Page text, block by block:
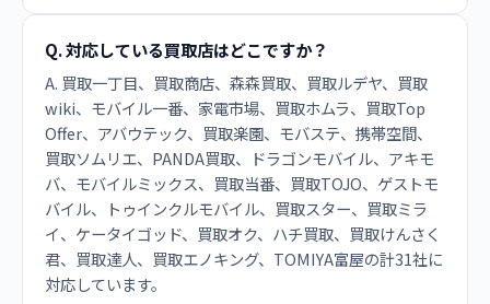
Q. 対応している買取店はどこですか？
A. 買取一丁目、買取商店、森森買取、買取ルデヤ、買取
wiki、モバイル一番、家電市場、買取ホムラ、買取Top
Offer、アバウテック、買取楽園、モバステ、携帯空間、
買取ソムリエ、PANDA買取、ドラゴンモバイル、アキモ
バ、モバイルミックス、買取当番、買取TOJO、ゲストモ
バイル、トゥインクルモバイル、買取スター、買取ミラ
イ、ケータイゴッド、買取オク、ハチ買取、買取けんさく
君、買取達人、買取エノキング、TOMIYA富屋の計31社に
対応しています。